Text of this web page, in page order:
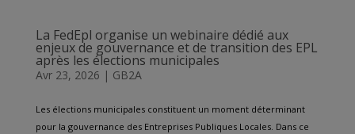
La FedEpl organise un webinaire dédié aux
enjeux de gouvernance et de transition des EPL
après les élections municipales
Avr 23, 2026 | GB2A
Les élections municipales constituent un moment déterminant
pour la gouvernance des Entreprises Publiques Locales. Dans ce